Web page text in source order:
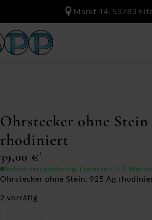
Markt 14, 53783
Ohrstecker ohne Stein
rhodiniert
39,00 €*
Sofort versandfertig, Lieferzeit 3-5
Ohrstecker ohne Stein, 925 Ag
2 vorrätig